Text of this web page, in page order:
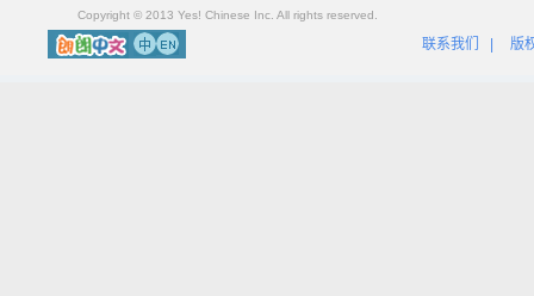
Copyright © 2013 Yes! Chinese Inc. All rights reserved.
联系我们 版